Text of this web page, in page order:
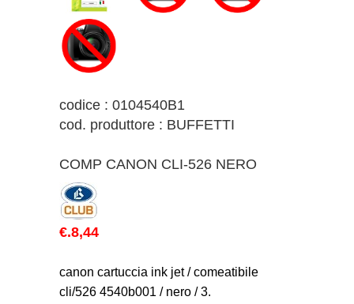
codice : 0104540B1
cod. produttore : BUFFETTI
COMP CANON CLI-526 NERO
€.8,44
canon cartuccia ink jet / comeatibile
cli/526 4540b001 / nero / 3.